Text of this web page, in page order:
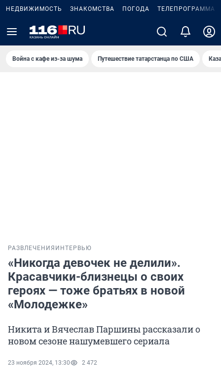
НЕДВИЖИМОСТЬ ЗНАКОМСТВА ПОГОДА ТЕЛЕПРОГРАММА
Война с кафе из-за шума Путешествие татарстанца по США
РАЗВЛЕЧЕНИЯ ИНТЕРВЬЮ
«Никогда девочек не делили».
Красавчики-близнецы о своих
героях — тоже братьях в новой
«Молодежке»
Никита и Вячеслав Паршины рассказали о
новом сезоне нашумевшего сериала
23 ноября 2024, 13:30 2 472